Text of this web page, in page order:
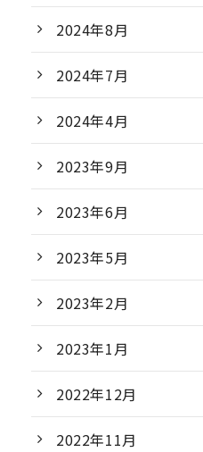
2024年8月
2024年7月
2024年4月
2023年9月
2023年6月
2023年5月
2023年2月
2023年1月
2022年12月
2022年11月